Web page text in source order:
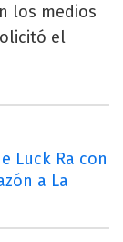
los medios
el
Luck Ra con
a La